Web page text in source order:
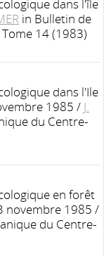
dans l'île
in Bulletin de
14 (1983)
dans l'Ile
1985 / J.
du Centre-
en forêt
novembre 1985 /
du Centre-